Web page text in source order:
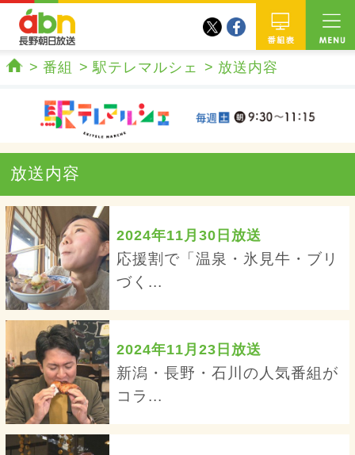
twitterfacebook
番組 駅テレマルシェ 放送内容
放送内容
2024年11月30日放送
応援割で「温泉・氷見牛・ブリ
づく...
2024年11月23日放送
新潟・長野・石川の人気番組が
コラ...